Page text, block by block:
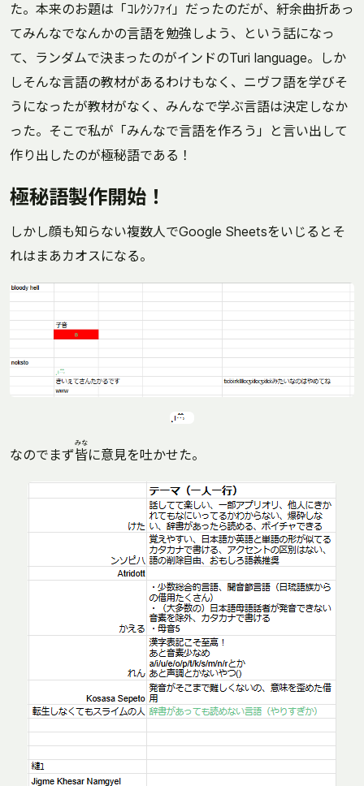
た。本来のお題は「ｺﾚｸｼﾌｧｲ」だったのだが、紆余曲折あっ
てみんなでなんかの言語を勉強しよう、という話になっ
て、ランダムで決まったのがインドのTuri language。しか
しそんな言語の教材があるわけもなく、ニヴフ語を学びそ
うになったが教材がなく、みんなで学ぶ言語は決定しなか
った。そこで私が「みんなで言語を作ろう」と言い出して
作り出したのが極秘語である！
極秘語製作開始！
しかし顔も知らない複数人でGoogle Sheetsをいじるとそ
れはまあカオスになる。
なのでまず皆
みな
に意見を吐かせた。